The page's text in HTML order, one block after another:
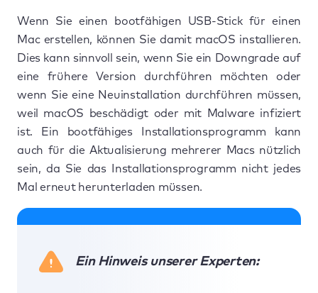
Wenn Sie einen bootfähigen USB-Stick für einen
Mac erstellen, können Sie damit macOS installieren.
Dies kann sinnvoll sein, wenn Sie ein Downgrade auf
eine frühere Version durchführen möchten oder
wenn Sie eine Neuinstallation durchführen müssen,
weil macOS beschädigt oder mit Malware infiziert
ist. Ein bootfähiges Installationsprogramm kann
auch für die Aktualisierung mehrerer Macs nützlich
sein, da Sie das Installationsprogramm nicht jedes
Mal erneut herunterladen müssen.
Ein Hinweis unserer Experten: